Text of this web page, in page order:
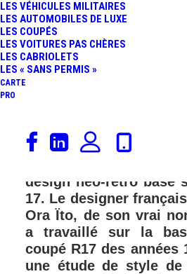
LES VÉHICULES MILITAIRES
LES AUTOMOBILES DE LUXE
LES COUPÉS
LES VOITURES PAS CHÈRES
LES CABRIOLETS
LES « SANS PERMIS »
CARTE
PRO
Renault présentera,
Mondial de L’Auto
design néo-rétro basé
17. Le designer
Ora Ïto, de son vrai
a travaillé sur la
coupé R17 des années
une étude de style de